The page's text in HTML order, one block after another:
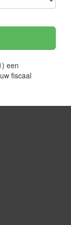
een
fiscaal